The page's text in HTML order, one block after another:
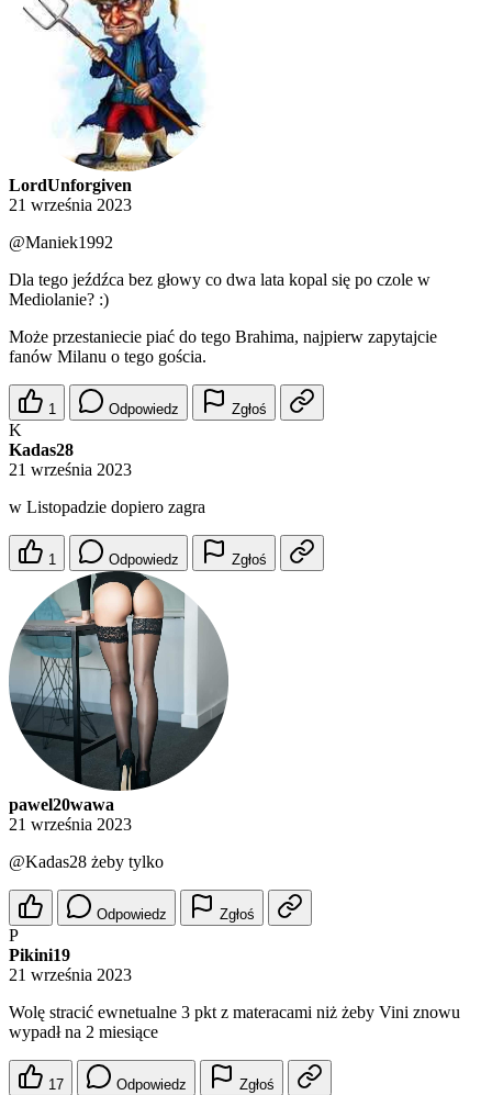
LordUnforgiven
21 września 2023
@Maniek1992
Dla tego jeźdźca bez głowy co dwa lata kopal się po czole w
Mediolanie? :)
Może przestaniecie piać do tego Brahima, najpierw zapytajcie
fanów Milanu o tego gościa.
1 Odpowiedz Zgłoś
K
Kadas28
21 września 2023
w Listopadzie dopiero zagra
1 Odpowiedz Zgłoś
pawel20wawa
21 września 2023
@Kadas28 żeby tylko
Odpowiedz Zgłoś
P
Pikini19
21 września 2023
Wolę stracić ewnetualne 3 pkt z materacami niż żeby Vini znowu
wypadł na 2 miesiące
17 Odpowiedz Zgłoś